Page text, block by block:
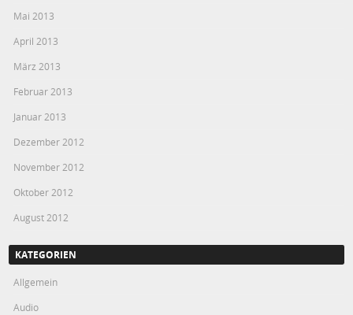
Mai 2013
April 2013
März 2013
Februar 2013
Januar 2013
Dezember 2012
November 2012
Oktober 2012
August 2012
KATEGORIEN
Allgemein
Audio